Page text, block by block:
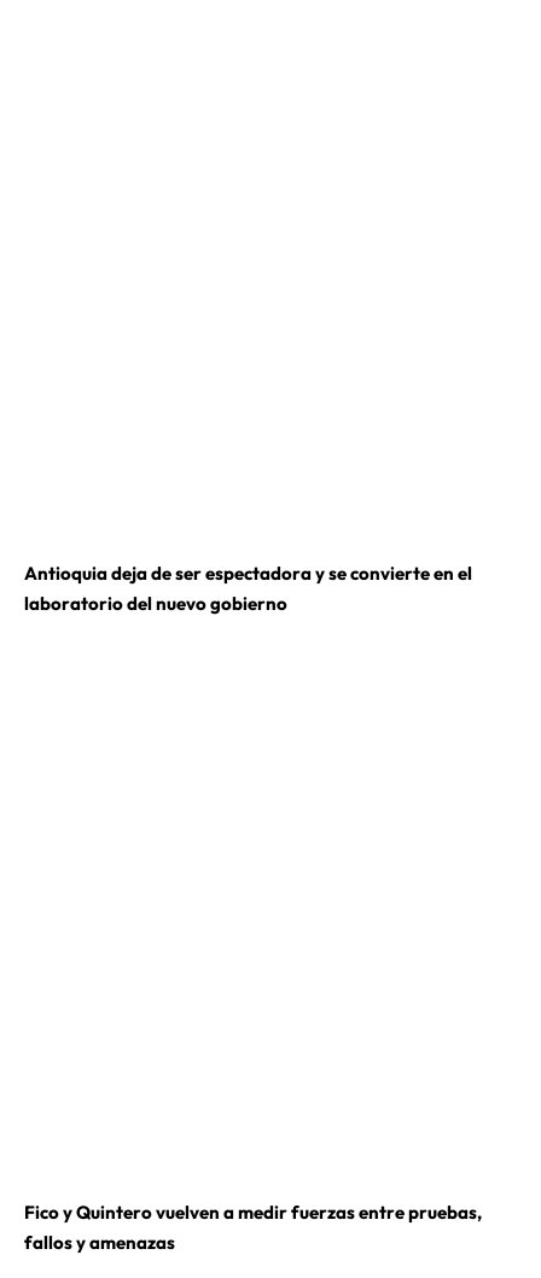
Antioquia deja de ser espectadora y se convierte en el
laboratorio del nuevo gobierno
Fico y Quintero vuelven a medir fuerzas entre pruebas,
fallos y amenazas